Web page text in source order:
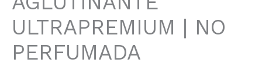
ULTRAPREMIUM | NO
PERFUMADA